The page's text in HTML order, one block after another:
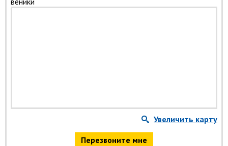
Увеличить карту
Перезвоните мне